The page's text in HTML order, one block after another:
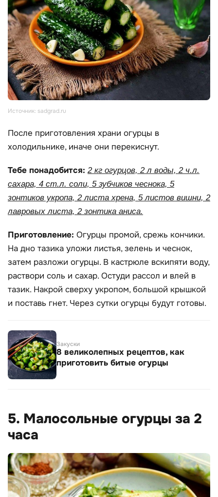
Источник: sadgrad.ru
После приготовления храни огурцы в
холодильнике, иначе они перекиснут.
Тебе понадобится: 2 кг огурцов, 2 л воды, 2 ч.л.
сахара, 4 ст.л. соли, 5 зубчиков чеснока, 5
зонтиков укропа, 2 листа хрена, 5 листов вишни, 2
лавровых листа, 2 зонтика аниса.
Приготовление: Огурцы промой, срежь кончики.
На дно тазика уложи листья, зелень и чеснок,
затем разложи огурцы. В кастрюле вскипяти воду,
раствори соль и сахар. Остуди рассол и влей в
тазик. Накрой сверху укропом, большой крышкой
и поставь гнет. Через сутки огурцы будут готовы.
Закуски
8 великолепных рецептов, как
приготовить битые огурцы
5. Малосольные огурцы за 2
часа